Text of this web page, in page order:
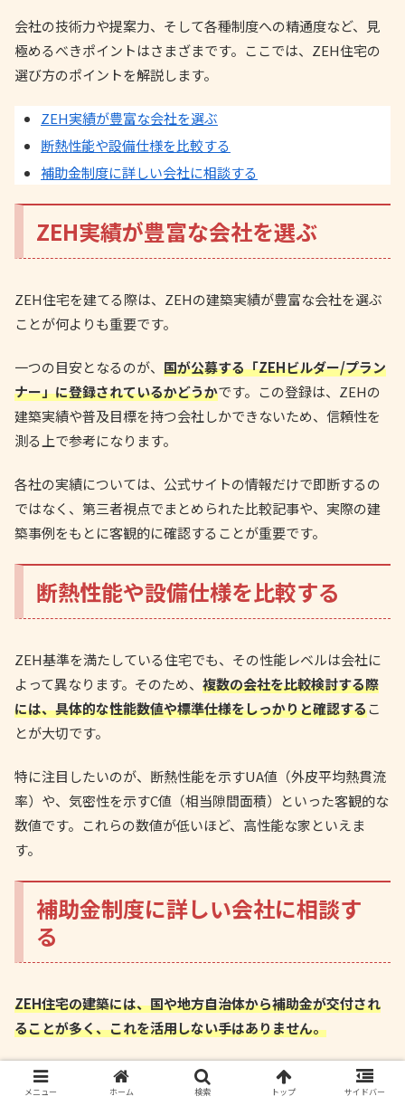
会社の技術力や提案力、そして各種制度への精通度など、見
極めるべきポイントはさまざまです。ここでは、ZEH住宅の
選び方のポイントを解説します。
ZEH実績が豊富な会社を選ぶ
断熱性能や設備仕様を比較する
補助金制度に詳しい会社に相談する
ZEH実績が豊富な会社を選ぶ
ZEH住宅を建てる際は、ZEHの建築実績が豊富な会社を選ぶ
ことが何よりも重要です。
一つの目安となるのが、 国が公募する「ZEHビルダー/プラン
ナー」に登録されているかどうかです。この登録は、ZEHの
建築実績や普及目標を持つ会社しかできないため、信頼性を
測る上で参考になります。
各社の実績については、公式サイトの情報だけで即断するの
ではなく、第三者視点でまとめられた比較記事や、実際の建
築事例をもとに客観的に確認することが重要です。
断熱性能や設備仕様を比較する
ZEH基準を満たしている住宅でも、その性能レベルは会社に
よって異なります。そのため、 複数の会社を比較検討する際
には、具体的な性能数値や標準仕様をしっかりと確認するこ
とが大切です。
特に注目したいのが、断熱性能を示すUA値（外皮平均熱貫流
率）や、気密性を示すC値（相当隙間面積）といった客観的な
数値です。これらの数値が低いほど、高性能な家といえま
す。
補助金制度に詳しい会社に相談す
る
ZEH住宅の建築には、国や地方自治体から補助金が交付され
ることが多く、これを活用しない手はありません。
しかし、補助金制度は年度ごとに内容が変わり、申請手続き
も複雑なため、個人ですべてを把握することは困難です。だ
メニュー ホーム 検索 トップ サイドバー